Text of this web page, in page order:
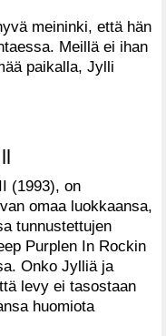
meininki, että hän
Meillä ei ihan
paikalla, Jylli
(1993), on
omaa luokkaansa,
tunnustettujen
Purplen In Rockin
Onko Jylliä ja
levy ei tasostaan
huomiota